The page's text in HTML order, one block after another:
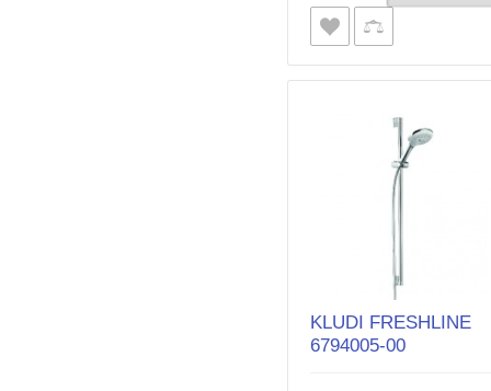
KLUDI FRESHLINE
6794005-00